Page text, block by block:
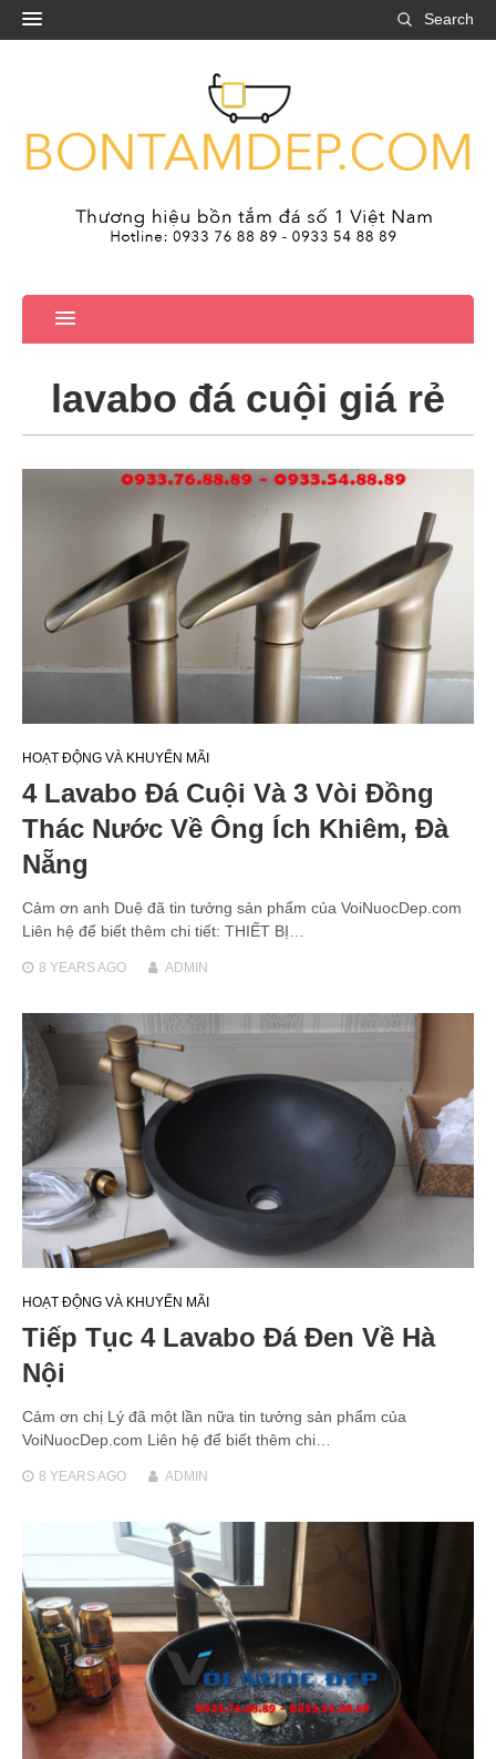
Search
lavabo đá cuội giá rẻ
HOẠT ĐỘNG VÀ KHUYẾN MÃI
4 Lavabo Đá Cuội Và 3 Vòi Đồng
Thác Nước Về Ông Ích Khiêm, Đà
Nẵng
Cảm ơn anh Duệ đã tin tưởng sản phẩm của VoiNuocDep.com
Liên hệ để biết thêm chi tiết: THIẾT BỊ…
8 YEARSAGO ADMIN
HOẠT ĐỘNG VÀ KHUYẾN MÃI
Tiếp Tục 4 Lavabo Đá Đen Về Hà
Nội
Cảm ơn chị Lý đã một lần nữa tin tưởng sản phẩm của
VoiNuocDep.com Liên hệ để biết thêm chi…
8 YEARSAGO ADMIN